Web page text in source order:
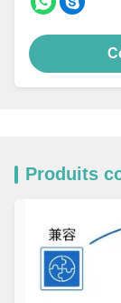
Produits